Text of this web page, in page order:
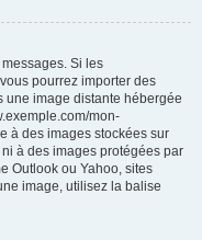
Si les
pourrez importer des
une image distante hébergée
mon-
à des images stockées sur
à des images protégées par
Outlook ou Yahoo, sites
image, utilisez la balise